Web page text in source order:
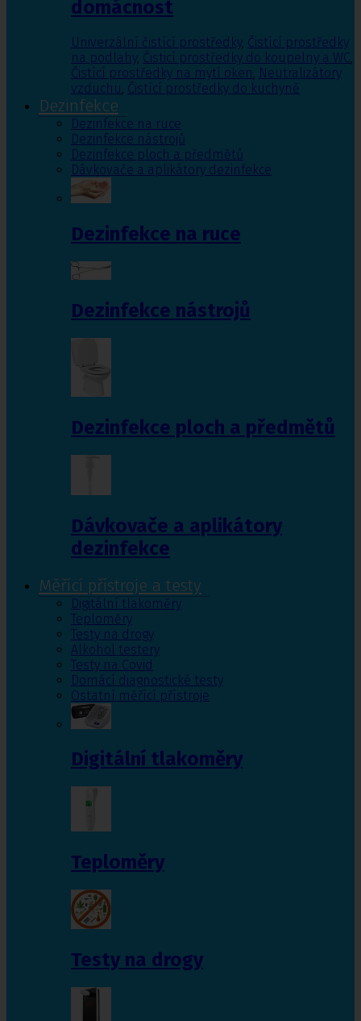
domácnost
Univerzální čistící prostředky, Čistící prostředky
na podlahy, Čisticí prostředky do koupelny a WC,
Čistící prostředky na mytí oken, Neutralizátory
vzduchu, Čistící prostředky do kuchyně
Dezinfekce
Dezinfekce na ruce
Dezinfekce nástrojů
Dezinfekce ploch a předmětů
Dávkovače a aplikátory dezinfekce
Dezinfekce na ruce
Dezinfekce nástrojů
Dezinfekce ploch a předmětů
Dávkovače a aplikátory
dezinfekce
Měřící přístroje a testy
Digitální tlakoměry
Teploměry
Testy na drogy
Alkohol testery
Testy na Covid
Domácí diagnostické testy
Ostatní měřící přístroje
Digitální tlakoměry
Teploměry
Testy na drogy